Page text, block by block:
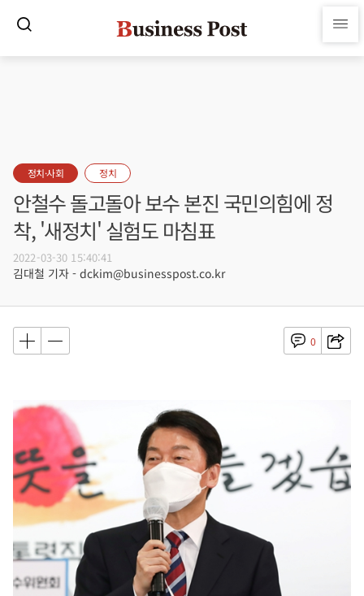
정치·사회 정치
안철수 돌고돌아 보수 본진 국민의힘에 정
착, '새정치' 실험도 마침표
2022-03-30 15:40:41
김대철 기자 - dckim@businesspost.co.kr
0